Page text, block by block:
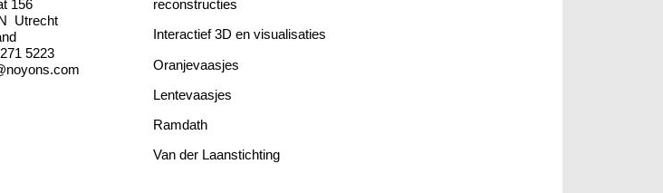
156
Utrecht
5223
reconstructies
Interactief 3D en visualisaties
Oranjevaasjes
Lentevaasjes
Ramdath
Van der Laanstichting